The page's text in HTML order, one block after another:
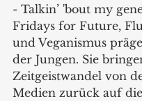
- Talkin’ 'bout my
Fridays for Future,
und Veganismus
der Jungen. Sie
Zeitgeistwandel von
Medien zurück auf